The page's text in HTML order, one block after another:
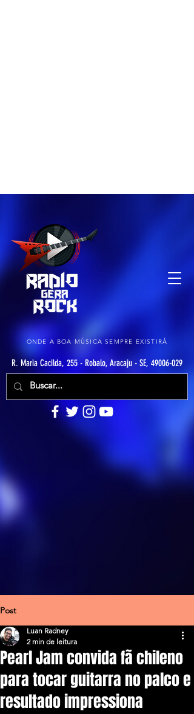
ONDE A BOA MÚSICA SEMPRE EXISTIRÁ
R. Maria Cacilda, 255 - Robalo, Aracaju - SE, 49006-029
Post
Pearl Jam convida fã chileno
para tocar guitarra no palco e
resultado impressiona
Luan Radney
2 min de leitura